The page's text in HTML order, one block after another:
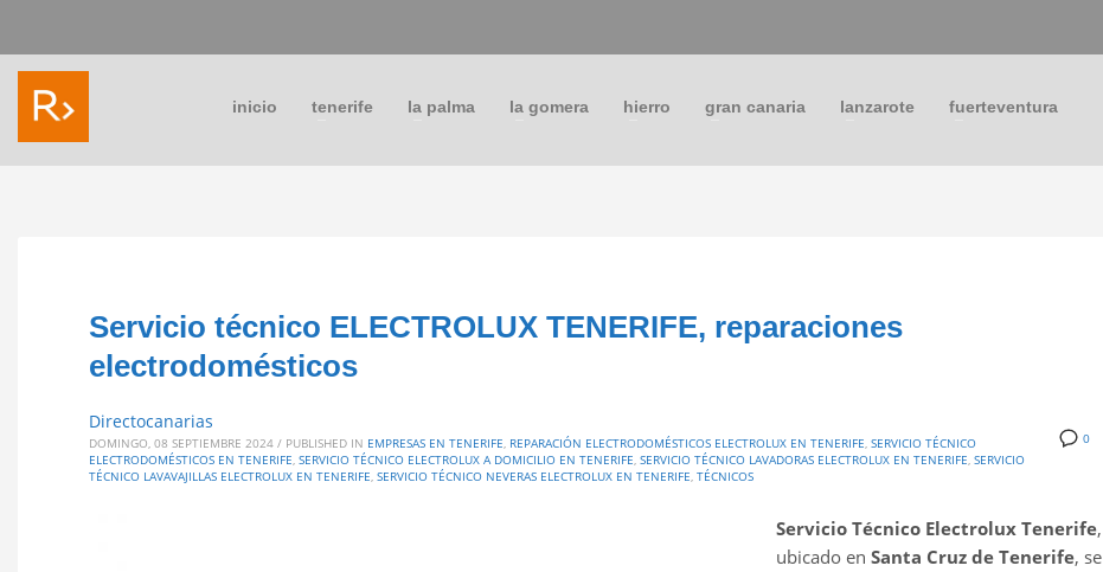
inicio tenerife la palma la gomera hierro gran canaria lanzarote fuerteventura
Servicio técnico ELECTROLUX TENERIFE, reparaciones
electrodomésticos
0
Directocanarias
DOMINGO, 08 SEPTIEMBRE 2024 / PUBLISHED IN EMPRESAS EN TENERIFE, REPARACIÓN ELECTRODOMÉSTICOS ELECTROLUX EN TENERIFE, SERVICIO TÉCNICO
ELECTRODOMÉSTICOS EN TENERIFE, SERVICIO TÉCNICO ELECTROLUX A DOMICILIO EN TENERIFE, SERVICIO TÉCNICO LAVADORAS ELECTROLUX EN TENERIFE, SERVICIO
TÉCNICO LAVAVAJILLAS ELECTROLUX EN TENERIFE, SERVICIO TÉCNICO NEVERAS ELECTROLUX EN TENERIFE, TÉCNICOS
Servicio Técnico Electrolux Tenerife,
ubicado en Santa Cruz de Tenerife, se